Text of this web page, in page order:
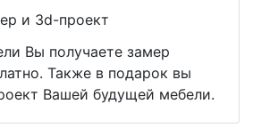
и 3d-проект
Вы получаете замер
Также в подарок вы
Вашей будущей мебели.